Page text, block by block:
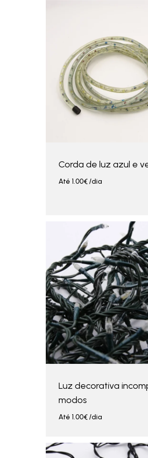
Corda de luz azul e
Até 1.00€/dia
Luz decorativa
modos
Até 1.00€/dia